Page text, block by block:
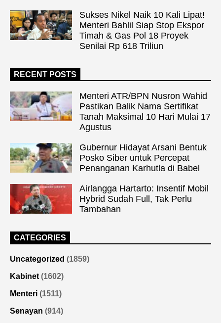
Sukses Nikel Naik 10 Kali Lipat!
Menteri Bahlil Siap Stop Ekspor
Timah & Gas Pol 18 Proyek
Senilai Rp 618 Triliun
RECENT POSTS
Menteri ATR/BPN Nusron Wahid
Pastikan Balik Nama Sertifikat
Tanah Maksimal 10 Hari Mulai 17
Agustus
Gubernur Hidayat Arsani Bentuk
Posko Siber untuk Percepat
Penanganan Karhutla di Babel
Airlangga Hartarto: Insentif Mobil
Hybrid Sudah Full, Tak Perlu
Tambahan
CATEGORIES
Uncategorized (1859)
Kabinet (1602)
Menteri (1511)
Senayan (914)